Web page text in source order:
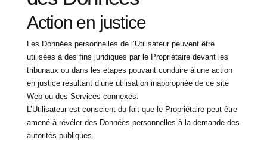
Action en justice
Les Données personnelles de l’Utilisateur peuvent être
utilisées à des fins juridiques par le Propriétaire devant les
tribunaux ou dans les étapes pouvant conduire à une action
en justice résultant d’une utilisation inappropriée de ce site
Web ou des Services connexes.
L’Utilisateur est conscient du fait que le Propriétaire peut être
amené à révéler des Données personnelles à la demande des
autorités publiques.